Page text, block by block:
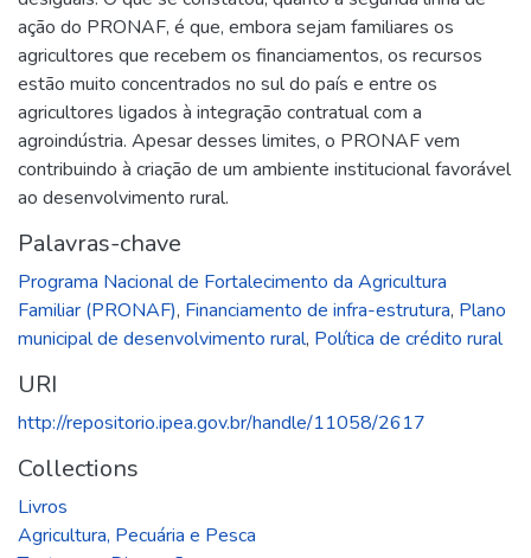
ação do PRONAF, é que, embora sejam familiares os
agricultores que recebem os financiamentos, os recursos
estão muito concentrados no sul do país e entre os
agricultores ligados à integração contratual com a
agroindústria. Apesar desses limites, o PRONAF vem
contribuindo à criação de um ambiente institucional favorável
ao desenvolvimento rural.
Palavras-chave
Programa Nacional de Fortalecimento da Agricultura
Familiar (PRONAF), Financiamento de infra-estrutura, Plano
municipal de desenvolvimento rural, Política de crédito rural
URI
http://repositorio.ipea.gov.br/handle/11058/2617
Collections
Livros
Agricultura, Pecuária e Pesca